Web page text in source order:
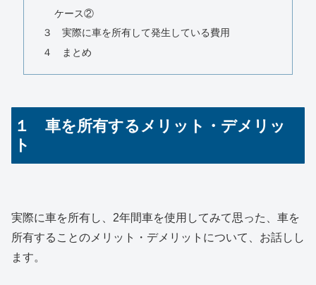
ケース②
３ 実際に車を所有して発生している費用
４ まとめ
１ 車を所有するメリット・デメリッ
ト
実際に車を所有し、2年間車を使用してみて思った、車を
所有することのメリット・デメリットについて、お話しし
ます。